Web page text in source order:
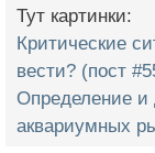
Тут картинки:
Критические
вести? (пост
Определение и
аквариумных